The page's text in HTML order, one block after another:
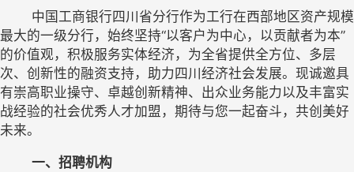
最大的一级分行，始终坚持“以客户为中心，以贡献者为本”
的价值观，积极服务实体经济，为全省提供全方位、多层
次、创新性的融资支持，助力四川经济社会发展。现诚邀具
有崇高职业操守、卓越创新精神、出众业务能力以及丰富实
战经验的社会优秀人才加盟，期待与您一起奋斗，共创美好
未来。
一、招聘机构